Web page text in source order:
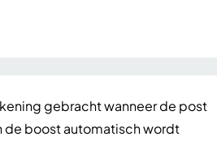
gebracht wanneer de post
boost automatisch wordt